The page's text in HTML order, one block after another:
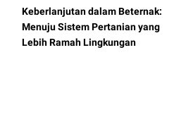
Keberlanjutan dalam Beternak:
Menuju Sistem Pertanian yang
Lebih Ramah Lingkungan